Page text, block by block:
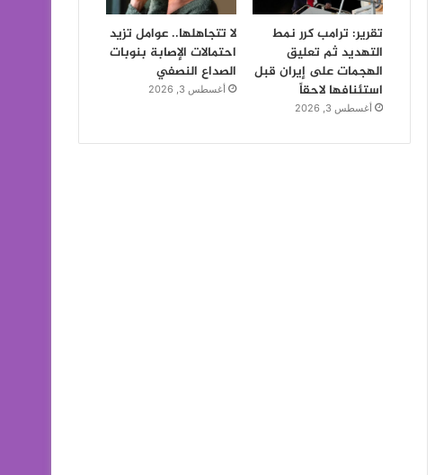
تقرير: ترامب كرر نمط
التهديد ثم تعليق
الهجمات على إيران قبل
استئنافها لاحقاً
أغسطس 3, 2026
لا تتجاهلها.. عوامل تزيد
احتمالات الإصابة بنوبات
الصداع النصفي
أغسطس 3, 2026